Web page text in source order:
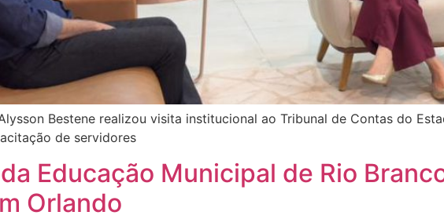
Bestene realizou visita institucional ao Tribunal de Contas do
de servidores
Educação Municipal de Rio
Orlando